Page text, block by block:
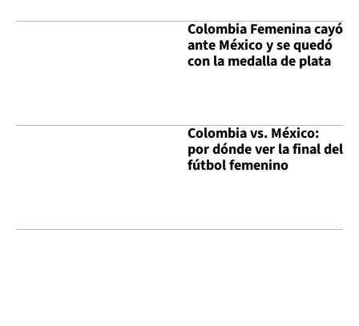
Colombia Femenina cayó
ante México y se quedó
con la medalla de plata
Colombia vs. México:
por dónde ver la final del
fútbol femenino